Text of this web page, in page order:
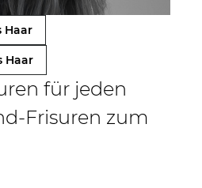
Haar
Haar
für jeden
Frisuren zum